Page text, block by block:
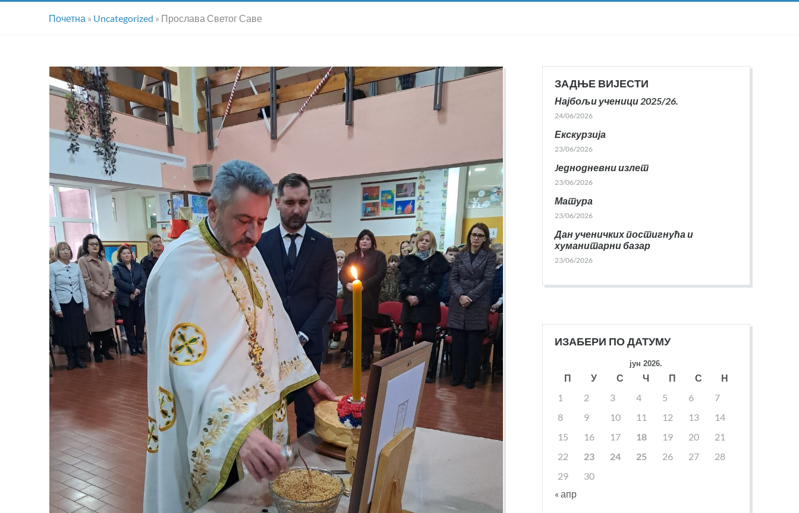
Почетна » Uncategorized » Прослава Светог Саве
ЗАДЊЕ ВИЈЕСТИ
Најбољи ученици 2025/26.
24/06/2026
Екскурзија
23/06/2026
Jеднодневни излет
23/06/2026
Матура
23/06/2026
Дан ученичких постигнућа и
хуманитарни базар
23/06/2026
ИЗАБЕРИ ПО ДАТУМУ
јун 2026.
П У С Ч П С
Н
1
2 3 4 5 6
7
8
9 10 11 12 13
14
15
16 17 18 19 20
21
22
23 24 25 26 27
28
29
30
« апр